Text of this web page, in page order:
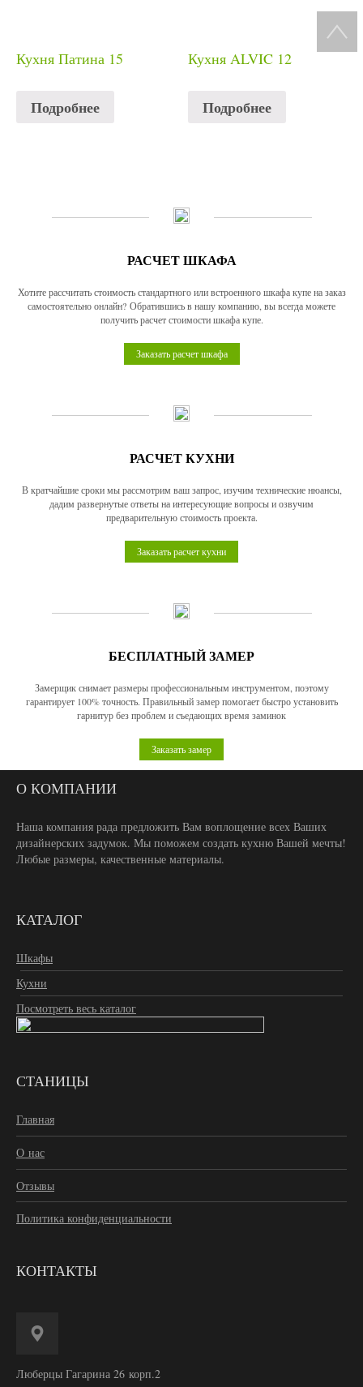
Кухня Патина 15
Подробнее
Кухня ALVIC 12
Подробнее
РАСЧЕТ ШКАФА
Хотите рассчитать стоимость стандартного или встроенного шкафа купе на заказ
самостоятельно онлайн? Обратившись в нашу компанию, вы всегда можете
получить расчет стоимости шкафа купе.
Заказать расчет шкафа
РАСЧЕТ КУХНИ
В кратчайшие сроки мы рассмотрим ваш запрос, изучим технические нюансы,
дадим развернутые ответы на интересующие вопросы и озвучим
предварительную стоимость проекта.
Заказать расчет кухни
БЕСПЛАТНЫЙ ЗАМЕР
Замерщик снимает размеры профессиональным инструментом, поэтому
гарантирует 100% точность. Правильный замер помогает быстро установить
гарнитур без проблем и съедающих время заминок
Заказать замер
О КОМПАНИИ
Наша компания рада предложить Вам воплощение всех Ваших
дизайнерских задумок. Мы поможем создать кухню Вашей мечты!
Любые размеры, качественные материалы.
КАТАЛОГ
Шкафы
Кухни
Посмотреть весь каталог
СТАНИЦЫ
Главная
О нас
Отзывы
Политика конфиденциальности
КОНТАКТЫ
Люберцы Гагарина 26 корп.2